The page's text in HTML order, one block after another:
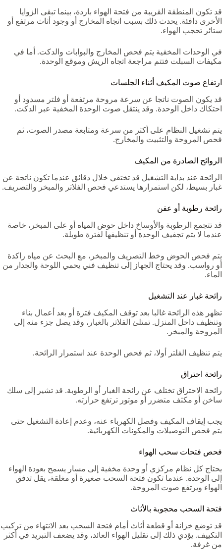
قد تكون المنطقة القريبة من فتحة الهواء باردة، بينما تبقى الزوايا
الأخرى دافئة. يحدث ذلك بسبب اتجاه المخارج أو وجود أثاث مرتفع أو
ستائر تحجب الهواء.
في الوحدات المخفية يتم فحص المخارج والبوابات والدكت. أما في
مكيفات السبلت فتتم مراجعة اتجاه الريش وموقع الوحدة.
ارتفاع صوت المكيف أثناء الجلسات
قد يكون الصوت ناتجا عن سرعة مروحة مرتفعة أو فلتر مسدود أو
احتكاك داخل الوحدة. وقد ينتقل صوت الوحدة المخفية عبر الدكت.
يتم تشغيل النظام على أكثر من سرعة ومتابعة مصدر الصوت، ثم
فحص المروحة والتثبيت والمخارج.
الروائح الصادرة من المكيف
الرائحة عند بداية التشغيل قد تختفي خلال دقائق عندما تكون ناتجة عن
غبار بسيط، لكن استمرارها يستدعي فحص الفلاتر والمبخر والتصريف.
رائحة رطوبة أو عفن
قد تتجمع الرطوبة والأوساخ داخل حوض المياه أو على المبخر، خاصة
عندما لا يتم تجفيف الوحدة أو تنظيفها لفترة طويلة.
يتم فحص الحوض وخط التصريف والمبخر، مع البحث عن مياه راكدة
أو رواسب. وقد يحتاج الجهاز إلى تنظيف فني يحمي اللوحة والجدار من
الماء.
رائحة غبار عند التشغيل
تظهر هذه الرائحة غالبا بعد توقف المكيف فترة أو بعد أعمال بناء
وتنظيف داخل المنزل. تمتلئ الفلاتر بالغبار، وقد يصل جزء منه إلى
المروحة والمبخر.
يتم تنظيف الفلتر أولا، ثم فحص الوحدة عند استمرار الرائحة.
رائحة احتراق
رائحة الاحتراق تختلف عن رائحة الغبار أو الرطوبة. قد تشير إلى سلك
ساخن أو مكثف متضرر أو موتور ترتفع حرارته.
يجب إيقاف المكيف وفصل الكهرباء عنه، وعدم إعادة التشغيل حتى
يتم فحص التوصيلات والمكونات الكهربائية.
فحص فتحات سحب الهواء
يحتاج كل نظام مركزي أو وحدة مخفية إلى مسار يسمح بعودة الهواء
إلى الوحدة. عندما تكون فتحة السحب صغيرة أو مغلقة، يقل تدفق
الهواء ويرتفع صوت المروحة.
فتحة السحب محجوبة بالأثاث
قد توضع خزانة أو قطعة أثاث أمام فتحة السحب بعد الانتهاء من تركيب
التكييف. يؤدي ذلك إلى تقليل الهواء العائد، وقد يضعف التبريد في أكثر
من غرفة.